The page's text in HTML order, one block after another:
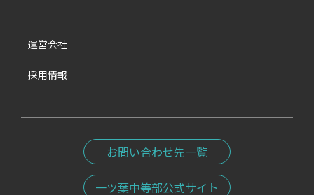
運営会社
採用情報
お問い合わせ先一覧
一ツ葉中等部公式サイト